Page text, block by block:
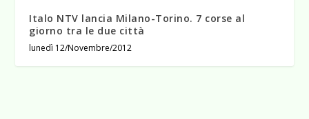
Italo NTV lancia Milano-Torino. 7 corse al
giorno tra le due città
lunedì 12/Novembre/2012